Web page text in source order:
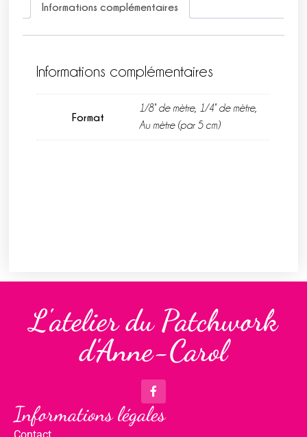
Informations complémentaires
Informations complémentaires
Format
1/8° de mètre, 1/4° de mètre,
Au mètre (par 5 cm)
L'atelier du Patchwork
d'Anne-Carol
Informations légales
Contact